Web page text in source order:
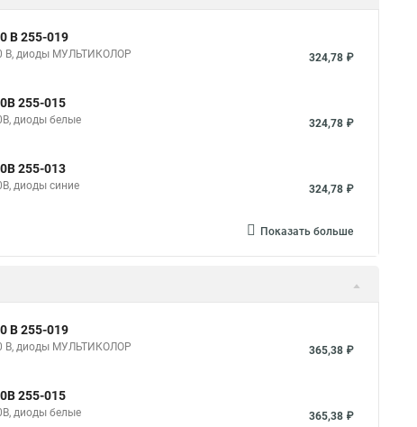
В 255-019
В, диоды МУЛЬТИКОЛОР 324,78 ₽
255-015
диоды белые 324,78 ₽
255-013
диоды синие 324,78 ₽
Показать больше
В 255-019
В, диоды МУЛЬТИКОЛОР 365,38 ₽
255-015
диоды белые 365,38 ₽